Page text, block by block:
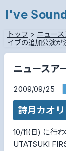
I've
トップ> ニュー
イブの追加公演が
ニュースア
2009/09/25
詩月カオ
10/11(日) に行
UTATSUKI